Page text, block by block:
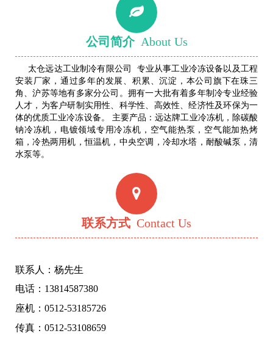
公司简介 About Us
太仓远达工业制冷有限公司 专业从事工业冷冻设备以及工程
安装厂家，通过多年的发展、积累、沉淀，本公司旗下在珠三
角、沪苏等地有多家分公司。拥有一大批有着多年制冷专业经验
人才，为客户研制实用性、科学性、高效性、经济性及环保为一
体的优质工业冷冻设备。 主要产品：远达牌工业冷冻机，除碳酸
钠冷冻机，电镀领域专用冷冻机，空气能热泵，空气能加热烤
箱，冷热两用机，恒温机，中央空调，冷却水塔，耐酸碱泵，清
水泵等。
联系方式 Contact Us
联系人：杨先生
电话：13814587380
座机：0512-53185726
传真：0512-53108659